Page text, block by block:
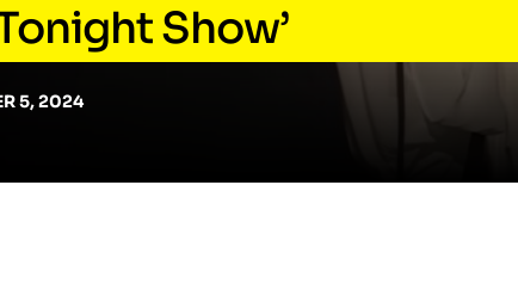
Show’
5, 2024